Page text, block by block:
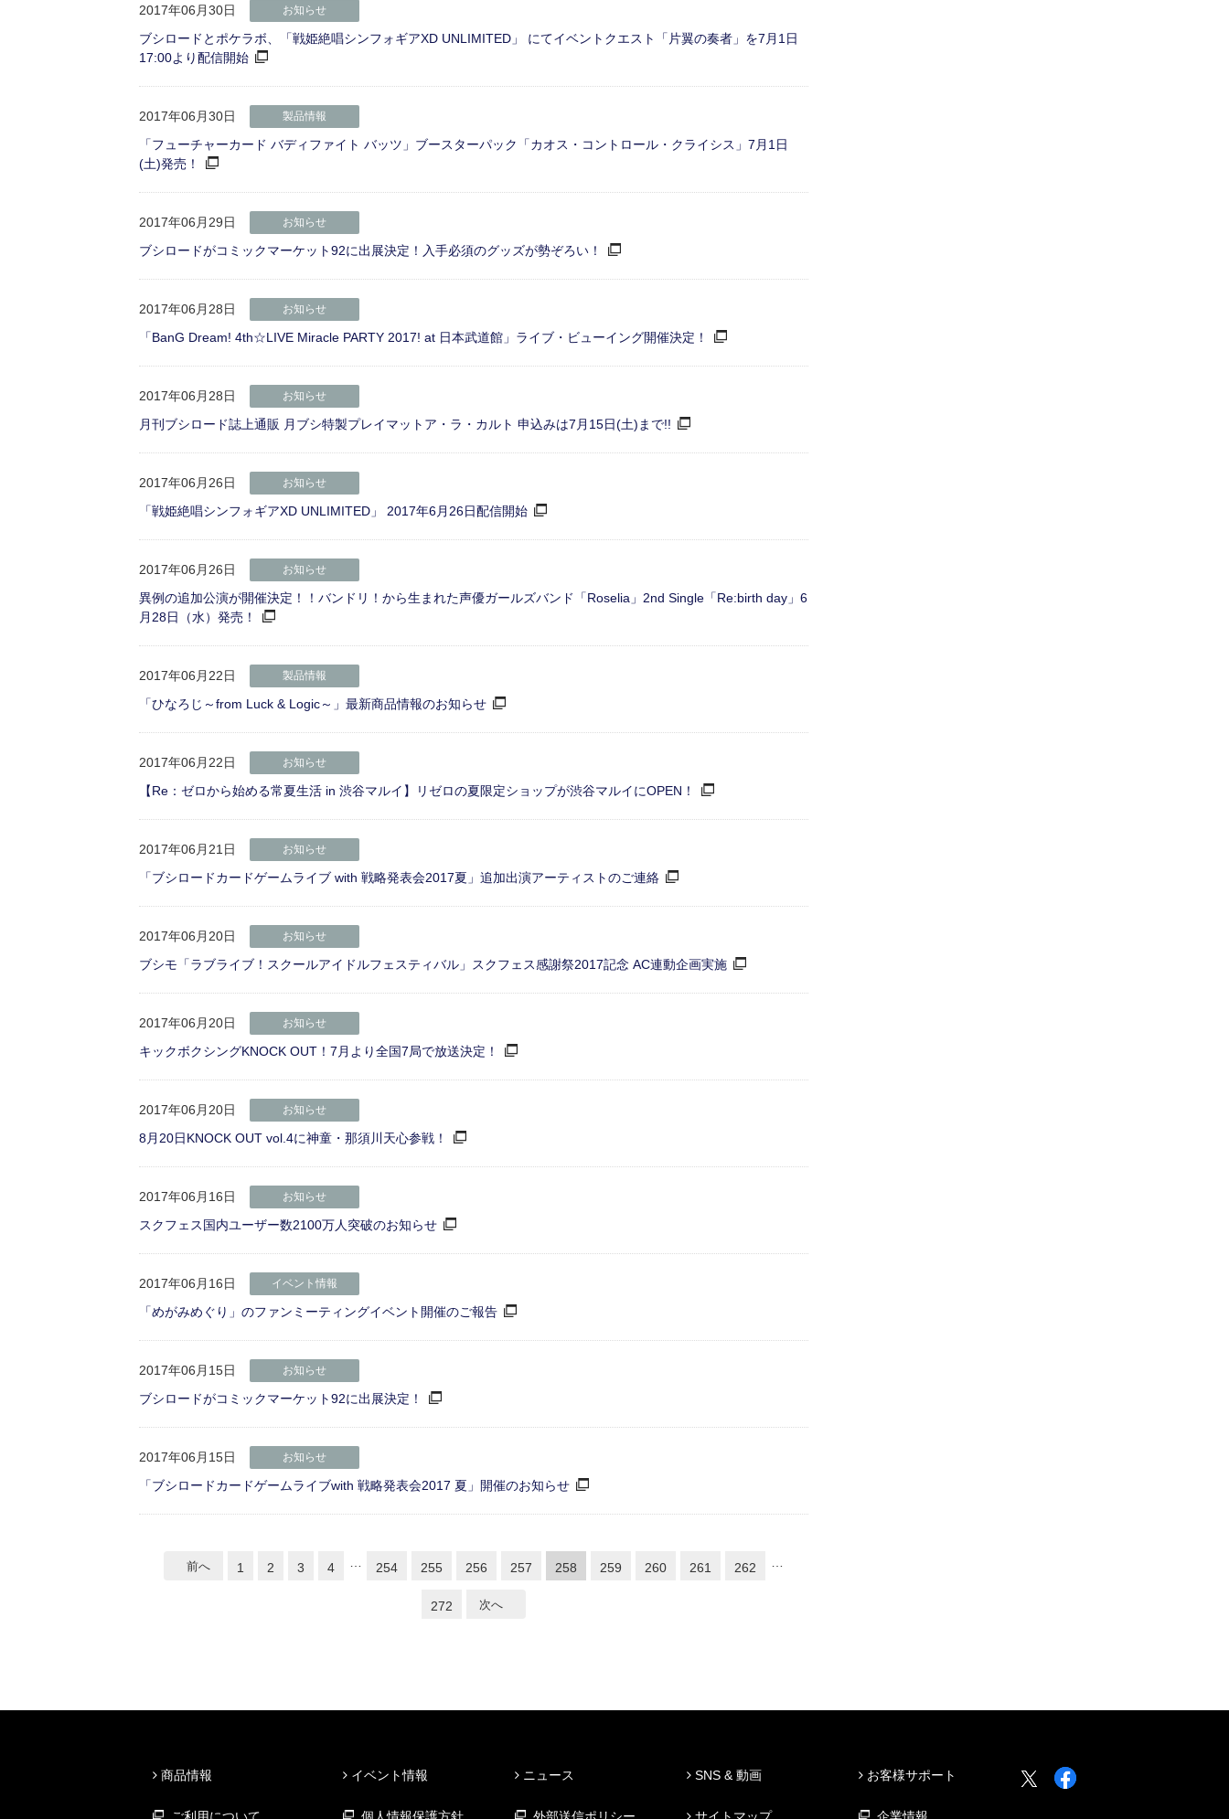
2017年06月30日 お知らせ
ブシロードとポケラボ、「戦姫絶唱シンフォギアXD UNLIMITED」 にてイベントクエスト「片翼の奏者」を7月1日
17:00より配信開始
2017年06月30日 製品情報
「フューチャーカード バディファイト バッツ」ブースターパック「カオス・コントロール・クライシス」7月1日
(土)発売！
2017年06月29日 お知らせ
ブシロードがコミックマーケット92に出展決定！入手必須のグッズが勢ぞろい！
2017年06月28日 お知らせ
「BanG Dream! 4th☆LIVE Miracle PARTY 2017! at 日本武道館」ライブ・ビューイング開催決定！
2017年06月28日 お知らせ
月刊ブシロード誌上通販 月ブシ特製プレイマットア・ラ・カルト 申込みは7月15日(土)まで!!
2017年06月26日 お知らせ
「戦姫絶唱シンフォギアXD UNLIMITED」 2017年6月26日配信開始
2017年06月26日 お知らせ
異例の追加公演が開催決定！！バンドリ！から生まれた声優ガールズバンド「Roselia」2nd Single「Re:birth day」6
月28日（水）発売！
2017年06月22日 製品情報
「ひなろじ～from Luck & Logic～」最新商品情報のお知らせ
2017年06月22日 お知らせ
【Re：ゼロから始める常夏生活 in 渋谷マルイ】リゼロの夏限定ショップが渋谷マルイにOPEN！
2017年06月21日 お知らせ
「ブシロードカードゲームライブ with 戦略発表会2017夏」追加出演アーティストのご連絡
2017年06月20日 お知らせ
ブシモ「ラブライブ！スクールアイドルフェスティバル」スクフェス感謝祭2017記念 AC連動企画実施
2017年06月20日 お知らせ
キックボクシングKNOCK OUT！7月より全国7局で放送決定！
2017年06月20日 お知らせ
8月20日KNOCK OUT vol.4に神童・那須川天心参戦！
2017年06月16日 お知らせ
スクフェス国内ユーザー数2100万人突破のお知らせ
2017年06月16日 イベント情報
「めがみめぐり」のファンミーティングイベント開催のご報告
2017年06月15日 お知らせ
ブシロードがコミックマーケット92に出展決定！
2017年06月15日 お知らせ
「ブシロードカードゲームライブwith 戦略発表会2017 夏」開催のお知らせ
前へ 1 2 3 4 254 255 256 257 258 259 260 261 262
272 次へ
商品情報 イベント情報 ニュース SNS & 動画 お客様サポート